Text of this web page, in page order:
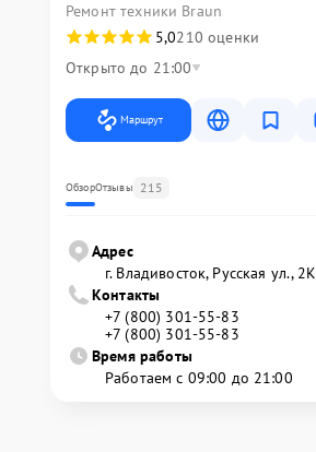
Ремонт техники Braun
5,0210 оценки
Открыто до 21:00
Маршрут
ОбзорОтзывы 215
Адрес
г. Владивосток, Русская ул., 2К
Контакты
+7 (800) 301-55-83
+7 (800) 301-55-83
Время работы
Работаем с 09:00 до 21:00